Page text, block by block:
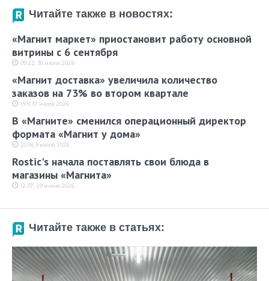
Читайте также в новостях:
«Магнит маркет» приостановит работу основной
витрины с 6 сентября
09:22, 30 июля 2026
«Магнит доставка» увеличила количество
заказов на 73% во втором квартале
13:11, 17 июля 2026
В «Магните» сменился операционный директор
формата «Магнит у дома»
20:18, 9 июля 2026
Rostic's начала поставлять свои блюда в
магазины «Магнита»
12:37, 29 июня 2026
Читайте также в статьях: